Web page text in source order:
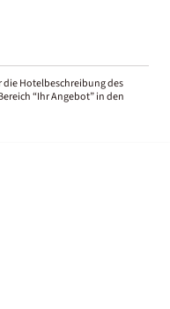
die Hotelbeschreibung des
“Ihr Angebot” in den